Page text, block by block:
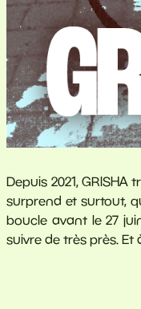
Depuis 2021,
surprend et surtout,
boucle avant le 27
suivre de très près. Et